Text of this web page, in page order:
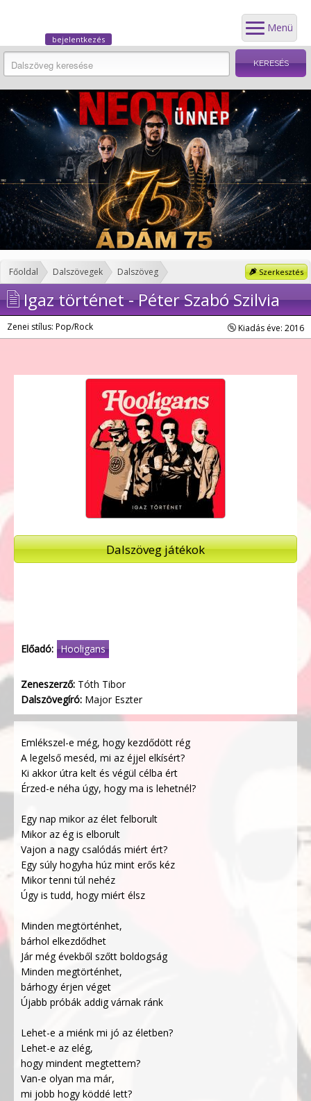
Menü
bejelentkezés
Szerkesztés
Főoldal Dalszövegek Dalszöveg
Igaz történet - Péter Szabó Szilvia
Zenei stílus: Pop/Rock Kiadás éve: 2016
Dalszöveg játékok
Előadó: Hooligans
Zeneszerző: Tóth Tibor
Dalszövegíró: Major Eszter
Emlékszel-e még, hogy kezdődött rég
A legelső meséd, mi az éjjel elkísért?
Ki akkor útra kelt és végül célba ért
Érzed-e néha úgy, hogy ma is lehetnél?
Egy nap mikor az élet felborult
Mikor az ég is elborult
Vajon a nagy csalódás miért ért?
Egy súly hogyha húz mint erős kéz
Mikor tenni túl nehéz
Úgy is tudd, hogy miért élsz
Minden megtörténhet,
bárhol elkezdődhet
Jár még évekből szőtt boldogság
Minden megtörténhet,
bárhogy érjen véget
Újabb próbák addig várnak ránk
Lehet-e a miénk mi jó az életben?
Lehet-e az elég,
hogy mindent megtettem?
Van-e olyan ma már,
mi jobb hogy köddé lett?